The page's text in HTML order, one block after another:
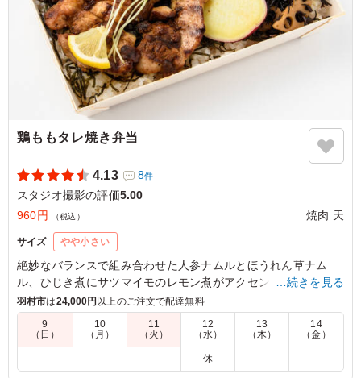
鶏ももタレ焼き弁当
4.13 8件
スタジオ撮影の評価5.00
960円
（税込） 焼肉 天
サイズ やや小さい
絶妙なバランスで組み合わせた人参ナムルとほうれん草ナム
ル、ひじき煮にサツマイモのレモン煮がアクセント。しかし、
主役は迷うことなく鶏もものタレ焼き。ジューシーな鶏ももに
絡む甘辛のタレが、まさに絶品。ロケやイベントなど軽めのシ
ーンにちょうど良い一品。
5.0
…続きを見る
羽村市は24,000円 以上のご注文で配達無料
9
（日）
10
（月）
11
（火）
12
（水）
13
（木）
14
（金）
－ － － 休 － －